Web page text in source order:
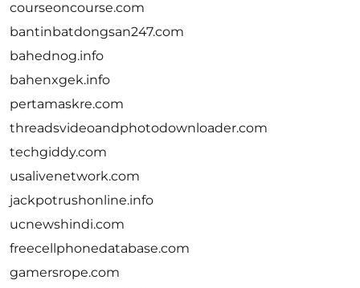
courseoncourse.com
bantinbatdongsan247.com
bahednog.info
bahenxgek.info
pertamaskre.com
threadsvideoandphotodownloader.com
techgiddy.com
usalivenetwork.com
jackpotrushonline.info
ucnewshindi.com
freecellphonedatabase.com
gamersrope.com